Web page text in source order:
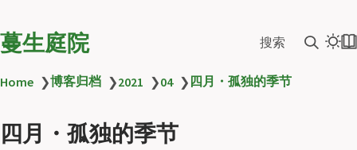
蔓生庭院 搜索
Home ❯博客归档 ❯2021 ❯04 ❯ 四月・孤独的季节
四月・孤独的季节